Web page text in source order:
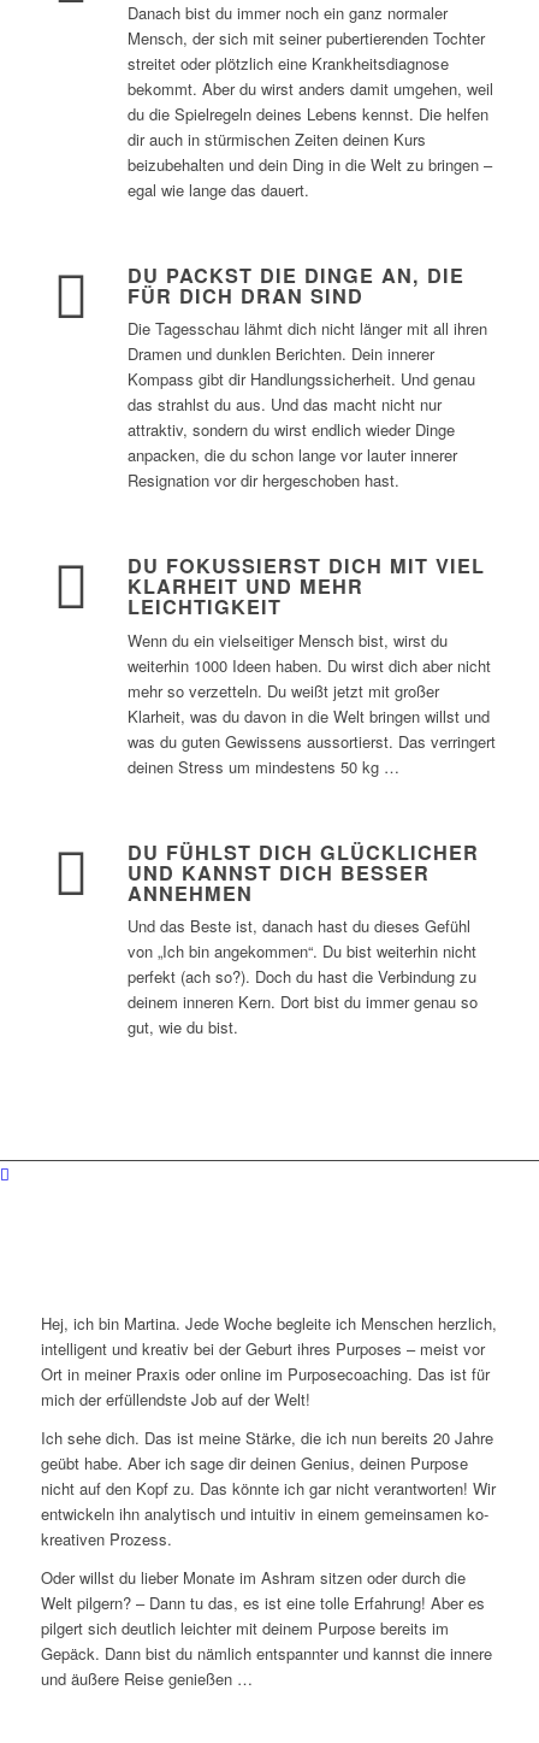
Danach bist du immer noch ein ganz normaler
Mensch, der sich mit seiner pubertierenden Tochter
streitet oder plötzlich eine Krankheitsdiagnose
bekommt. Aber du wirst anders damit umgehen, weil
du die Spielregeln deines Lebens kennst. Die helfen
dir auch in stürmischen Zeiten deinen Kurs
beizubehalten und dein Ding in die Welt zu bringen –
egal wie lange das dauert.
DU PACKST DIE DINGE AN, DIE
FÜR DICH DRAN SIND
Die Tagesschau lähmt dich nicht länger mit all ihren
Dramen und dunklen Berichten. Dein innerer
Kompass gibt dir Handlungssicherheit. Und genau
das strahlst du aus. Und das macht nicht nur
attraktiv, sondern du wirst endlich wieder Dinge
anpacken, die du schon lange vor lauter innerer
Resignation vor dir hergeschoben hast.
DU FOKUSSIERST DICH MIT VIEL
KLARHEIT UND MEHR
LEICHTIGKEIT
Wenn du ein vielseitiger Mensch bist, wirst du
weiterhin 1000 Ideen haben. Du wirst dich aber nicht
mehr so verzetteln. Du weißt jetzt mit großer
Klarheit, was du davon in die Welt bringen willst und
was du guten Gewissens aussortierst. Das verringert
deinen Stress um mindestens 50 kg …
DU FÜHLST DICH GLÜCKLICHER
UND KANNST DICH BESSER
ANNEHMEN
Und das Beste ist, danach hast du dieses Gefühl
von „Ich bin angekommen“. Du bist weiterhin nicht
perfekt (ach so?). Doch du hast die Verbindung zu
deinem inneren Kern. Dort bist du immer genau so
gut, wie du bist.
Hej, ich bin Martina. Jede Woche begleite ich Menschen herzlich,
intelligent und kreativ bei der Geburt ihres Purposes – meist vor
Ort in meiner Praxis oder online im Purposecoaching. Das ist für
mich der erfüllendste Job auf der Welt!
Ich sehe dich. Das ist meine Stärke, die ich nun bereits 20 Jahre
geübt habe. Aber ich sage dir deinen Genius, deinen Purpose
nicht auf den Kopf zu. Das könnte ich gar nicht verantworten! Wir
entwickeln ihn analytisch und intuitiv in einem gemeinsamen ko-
kreativen Prozess.
Oder willst du lieber Monate im Ashram sitzen oder durch die
Welt pilgern? – Dann tu das, es ist eine tolle Erfahrung! Aber es
pilgert sich deutlich leichter mit deinem Purpose bereits im
Gepäck. Dann bist du nämlich entspannter und kannst die innere
und äußere Reise genießen …